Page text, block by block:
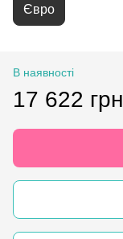
Євро
В наявності
17 622 грн